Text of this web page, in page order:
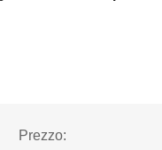
Prezzo: